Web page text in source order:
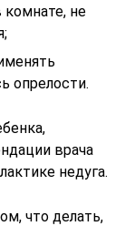
комнате, не
опрелости.
врача
недуга.
что делать,